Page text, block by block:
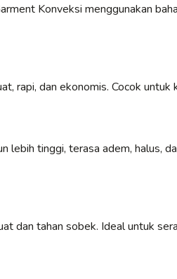
Konveksi menggunakan
rapi, dan ekonomis. Cocok
lebih tinggi, terasa adem, halus,
dan tahan sobek. Ideal untuk